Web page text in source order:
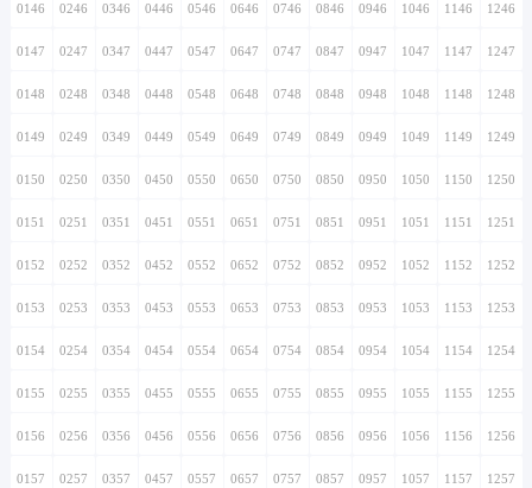
0146 0246 0346 0446 0546 0646 0746 0846 0946 1046 1146 1246
0147 0247 0347 0447 0547 0647 0747 0847 0947 1047 1147 1247
0148 0248 0348 0448 0548 0648 0748 0848 0948 1048 1148 1248
0149 0249 0349 0449 0549 0649 0749 0849 0949 1049 1149 1249
0150 0250 0350 0450 0550 0650 0750 0850 0950 1050 1150 1250
0151 0251 0351 0451 0551 0651 0751 0851 0951 1051 1151 1251
0152 0252 0352 0452 0552 0652 0752 0852 0952 1052 1152 1252
0153 0253 0353 0453 0553 0653 0753 0853 0953 1053 1153 1253
0154 0254 0354 0454 0554 0654 0754 0854 0954 1054 1154 1254
0155 0255 0355 0455 0555 0655 0755 0855 0955 1055 1155 1255
0156 0256 0356 0456 0556 0656 0756 0856 0956 1056 1156 1256
0157 0257 0357 0457 0557 0657 0757 0857 0957 1057 1157 1257